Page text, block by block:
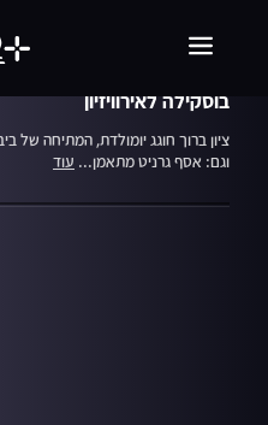
ערב טוב עם
בוסקילה לאירוויזיון
ציון ברוך חוגג יומולדת, המתיחה של
וגם: אסף גרניט מתאמן... עוד